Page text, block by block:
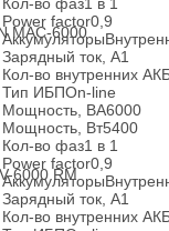
Кол-во фаз1 в 1
Power factor0,9
Аккумуляторы
Зарядный ток, А1
Кол-во внутренних
Тип ИБПOn-line
Мощность, ВА6000
Мощность, Вт5400
Кол-во фаз1 в 1
Power factor0,9
Аккумуляторы
Зарядный ток, А1
Кол-во внутренних